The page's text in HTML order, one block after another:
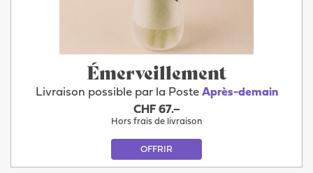
Émerveillement
Livraison possible par la Poste Après-demain
CHF 67.–
Hors frais de livraison
OFFRIR